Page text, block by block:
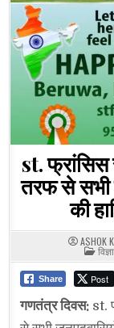
st.
तरफ से सभी
की
ASHOK
IN
Share Post
गणतंत्र दिवस: st.